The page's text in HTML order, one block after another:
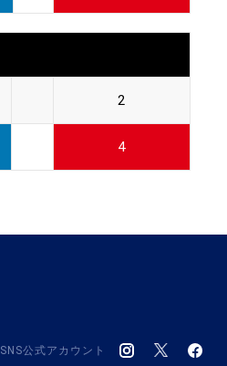
2
4
SNS公式アカウント